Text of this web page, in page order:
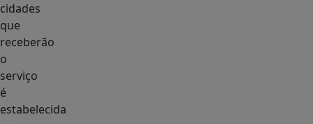
cidades
que
receberão
o
serviço
é
estabelecida